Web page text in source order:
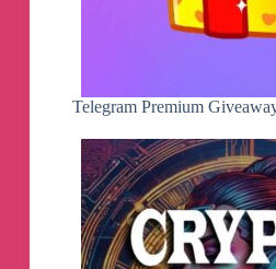
Telegram Premium